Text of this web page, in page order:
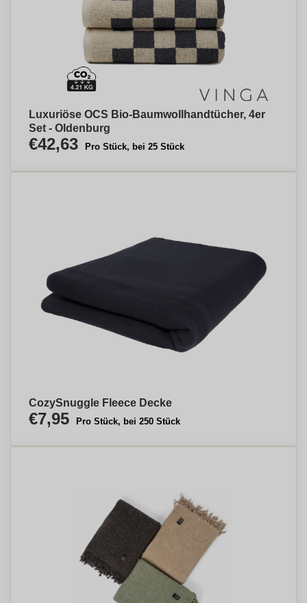
Luxuriöse OCS Bio-Baumwollhandtücher, 4er
Set - Oldenburg
€42,63 Pro Stück, bei 25 Stück
CozySnuggle Fleece Decke
€7,95 Pro Stück, bei 250 Stück